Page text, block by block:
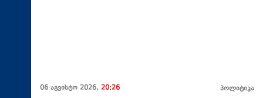
06 აგვისტო 2026, 20:26 პოლიტიკა